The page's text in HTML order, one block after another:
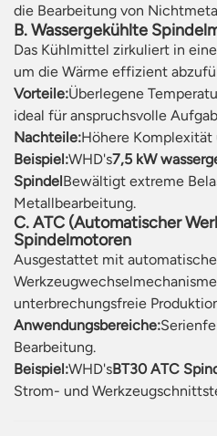
die Bearbeitung von
B. Wassergekühlte
Das Kühlmittel zirkuliert in
um die Wärme effizient
Vorteile:Überlegene
ideal für anspruchsvolle
Nachteile:Höhere Komplexität
Beispiel:WHD's7,5 kW
SpindelBewältigt extreme
Metallbearbeitung.
C. ATC (Automatischer
Spindelmotoren
Ausgestattet mit
unterbrechungsfreie
Anwendungsbereiche:
Bearbeitung.
Beispiel:WHD'sBT30 ATC
Strom- und